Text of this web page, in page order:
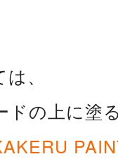
、
ドの上に塗